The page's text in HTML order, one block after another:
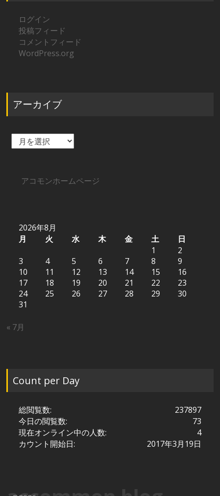
ログイン
投稿フィード
コメントフィード
WordPress.org
アーカイブ
ア
アコモンホームページ
2026年8月
月
火 水 木 金 土
日
1
2
3
4 5 6 7 8
9
10
11 12 13 14 15
16
17
18 19 20 21 22
23
24
25 26 27 28 29
30
31
« 7月
Count per Day
237897
総閲覧数:
73
今日の閲覧数:
4
現在オンライン中の人数:
2017年3月19日
カウント開始日: